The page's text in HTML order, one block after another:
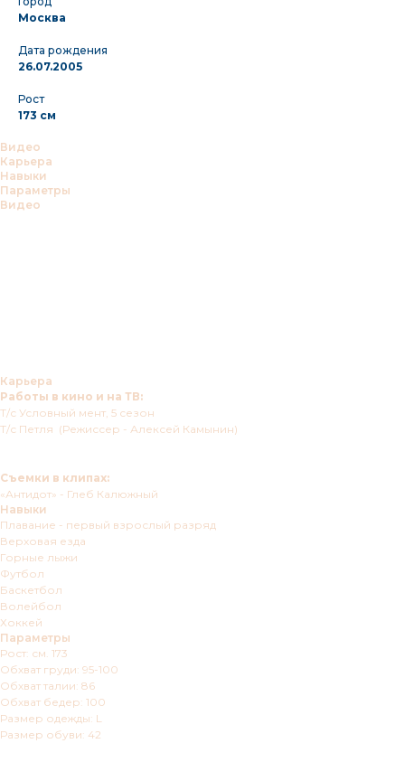
Москва
Дата рождения
26.07.2005
Рост
173 см
Видео
Карьера
Навыки
Параметры
Видео
Карьера
Работы в кино и на ТВ:
Т/с Условный мент, 5 сезон
Т/с Петля (Режиссер - Алексей Камынин)
Съемки в клипах:
«Антидот» - Глеб Калюжный
Навыки
Плавание - первый взрослый разряд
Верховая езда
Горные лыжи
Футбол
Баскетбол
Волейбол
Хоккей
Параметры
Рост: см. 173
Обхват груди: 95-100
Обхват талии: 86
Обхват бедер: 100
Размер одежды: L
Размер обуви: 42